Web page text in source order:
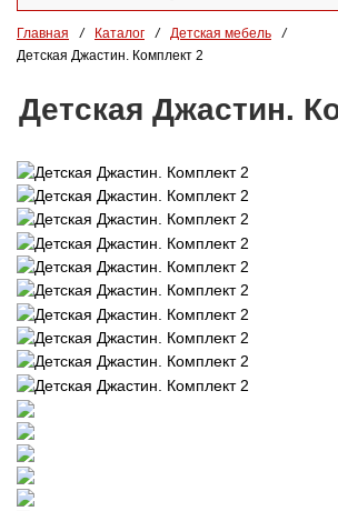
Главная / Каталог / Детская мебель
/
Детская Джастин. Комплект 2
Детская Джастин.